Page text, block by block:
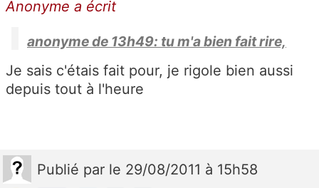
Anonyme a écrit
anonyme de 13h49: tu m'a bien fait rire,
Je sais c'étais fait pour, je rigole bien aussi
depuis tout à l'heure
Publié par le 29/08/2011 à 15h58